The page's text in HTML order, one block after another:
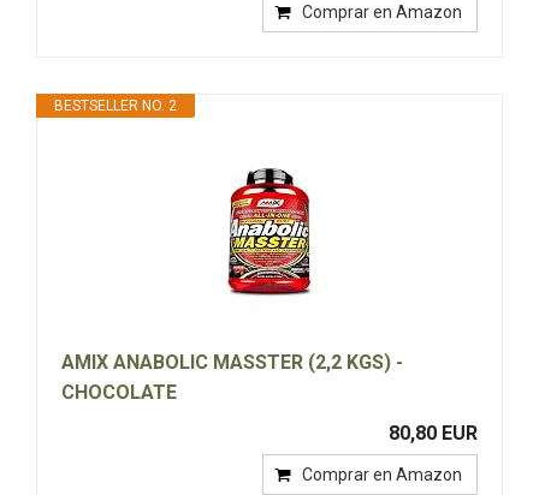
Comprar en Amazon
BESTSELLER NO. 2
AMIX ANABOLIC MASSTER (2,2 KGS) -
CHOCOLATE
80,80 EUR
Comprar en Amazon